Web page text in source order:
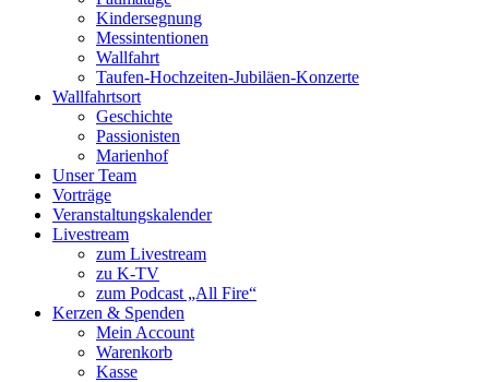
Kindersegnung
Messintentionen
Wallfahrt
Taufen-Hochzeiten-Jubiläen-Konzerte
Wallfahrtsort
Geschichte
Passionisten
Marienhof
Unser Team
Vorträge
Veranstaltungskalender
Livestream
zum Livestream
zu K-TV
zum Podcast „All Fire“
Kerzen & Spenden
Mein Account
Warenkorb
Kasse